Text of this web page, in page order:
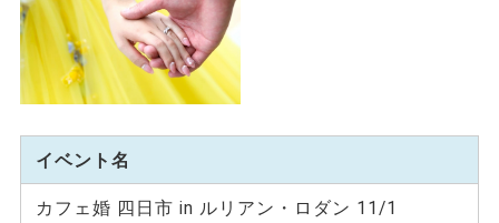
イベント名
カフェ婚 四日市 in ルリアン・ロダン 11/1